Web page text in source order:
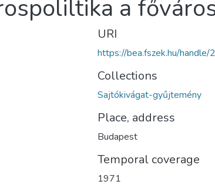
a
URI
https://bea.fszek.hu/
Collections
Sajtókivágat-gyűjtemény
Place, address
Budapest
Temporal coverage
1971